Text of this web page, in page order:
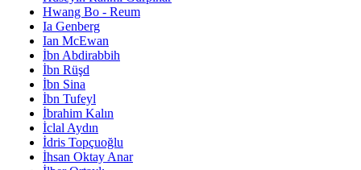
Hwang Bo - Reum
Ia Genberg
Ian McEwan
İbn Abdirabbih
İbn Rüşd
İbn Sina
İbn Tufeyl
İbrahim Kalın
İclal Aydın
İdris Topçuoğlu
İhsan Oktay Anar